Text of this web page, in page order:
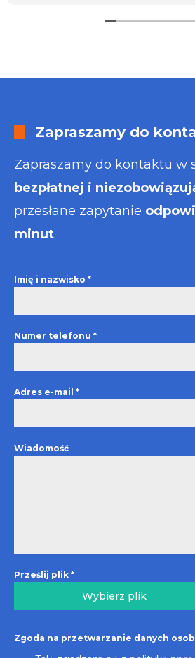
Zapraszamy do
Zapraszamy do kontaktu w
bezpłatnej i
przesłane zapytanie
minut.
Imię i nazwisko *
Numer telefonu *
Adres e-mail *
Wiadomość
Prześlij plik *
Wybierz plik
Zgoda na przetwarzanie danych